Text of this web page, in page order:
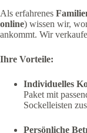
Als erfahrenes
online) wissen wir,
ankommt. Wir
Ihre Vorteile:
Individuelles
Paket mit
Sockelleisten
Persönliche